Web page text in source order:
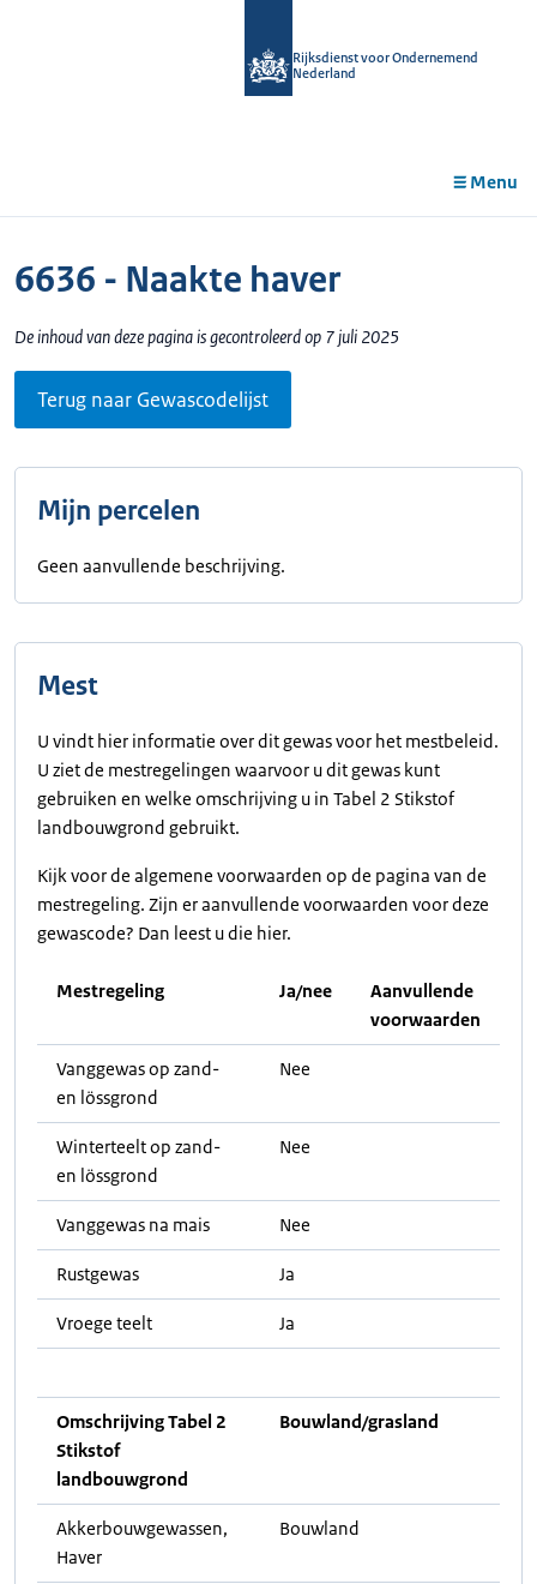
Rijksdienst voor Ondernemend
Nederland
Menu
6636 - Naakte haver
De inhoud van deze pagina is gecontroleerd op 7 juli 2025
Terug naar Gewascodelijst
Mijn percelen
Geen aanvullende beschrijving.
Mest
U vindt hier informatie over dit gewas voor het mestbeleid.
U ziet de mestregelingen waarvoor u dit gewas kunt
gebruiken en welke omschrijving u in Tabel 2 Stikstof
landbouwgrond gebruikt.
Kijk voor de algemene voorwaarden op de pagina van de
mestregeling. Zijn er aanvullende voorwaarden voor deze
gewascode? Dan leest u die hier.
Mestregeling Ja/nee
Aanvullende
voorwaarden
Vanggewas op zand-
en lössgrond
Nee
Winterteelt op zand-
en lössgrond
Nee
Vanggewas na mais Nee
Rustgewas Ja
Vroege teelt Ja
Omschrijving Tabel 2
Stikstof
landbouwgrond
Bouwland/grasland
Akkerbouwgewassen,
Haver
Bouwland